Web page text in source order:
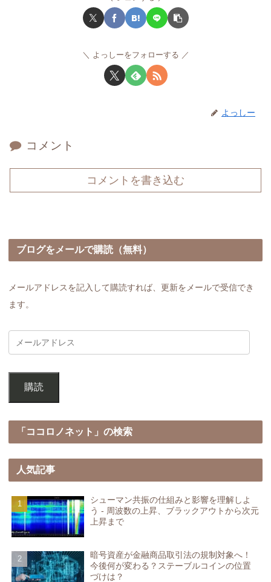
よっしーをフォローする
よっしー
コメント
コメントを書き込む
ブログをメールで購読（無料）
メールアドレスを記入して購読すれば、更新をメールで受信でき
ます。
購読
「ココロノネット」の検索
人気記事
シューマン共振の仕組みと影響を理解しよ
う - 周波数の上昇、ブラックアウトから次元
上昇まで
暗号資産が金融商品取引法の規制対象へ！
今後何が変わる？ステーブルコインの位置
づけは？